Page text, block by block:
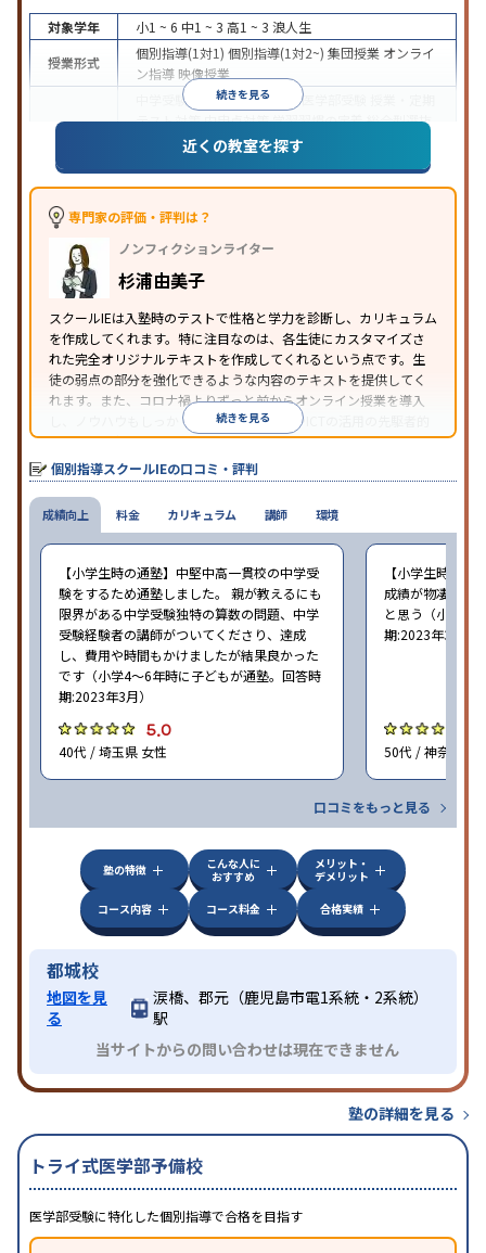
続きを見る
対象学年 小1 ~ 6 中1 ~ 3 高1 ~ 3 浪人生
授業形式
個別指導(1対1) 個別指導(1対2~) 集団授業 オンライ
ン指導 映像授業
中学受験 高校受験大学受験 医学部受験
テスト対策内申点対策学習習慣の定着総合型選抜
(旧AO)対策推薦入試対策学校別特化対策
漢検(漢字検定)対策数学特化対策その他科目別特化
中高一貫校生に対応
可能季節講習のみの受講可
※2023年3月調査。小学校高学年の個別指導塾アンケート調査方法
近くの教室を探す
専門家の評価・評判は？
ノンフィクションライター
杉浦由美子
スクールIEは入塾時のテストで性格と学力を診断し、カリキュラム
を作成してくれます。特に注目なのは、各生徒にカスタマイズさ
れた完全オリジナルテキストを作成してくれるという点です。生
徒の弱点の部分を強化できるような内容のテキストを提供してく
れます。また、コロナ禍よりずっと前からオンライン授業を導入
し、ノウハウもしっかりとしています。AIやICTの活用の先駆者的
な個別指導塾です。
続きを見る
個別指導スクールIEの口コミ・評判
成績向上
【小学生時の通塾】中堅中高一貫校の中学受
験をするため通塾しました。 親が教えるにも
限界がある中学受験独特の算数の問題、中学
受験経験者の講師がついてくださり、達成
し、費用や時間もかけましたが結果良かった
です（小学4〜6年時に子どもが通塾。回答時
期:2023年3月）
5.0
40代 / 埼玉県 女性
【小学生時の通
成績が物凄く悪
と思う（小学6
期:2023年3月）
50代 / 神奈川県
口コミをもっと見る
料金 カリキュラム 講師 環境
塾の特徴
こんな人に
おすすめ
メリット・
デメリット
コース内容
コース料金 合格実績
都城校
地図を見
る
涙橋、郡元（鹿児島市電1系統・2系統）
駅
当サイトからの問い合わせは現在できません
塾の詳細を見る
トライ式医学部予備校
医学部受験に特化した個別指導で合格を目指す